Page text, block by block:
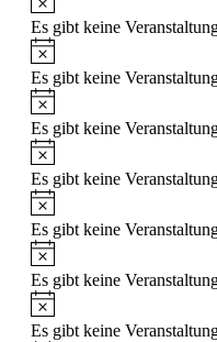
Es gibt keine
Es gibt keine
Es gibt keine
Es gibt keine
Es gibt keine
Es gibt keine
Es gibt keine